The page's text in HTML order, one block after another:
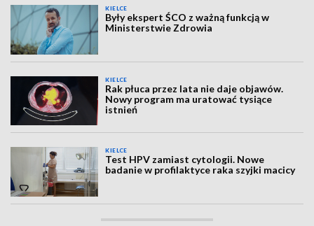
KIELCE
Były ekspert ŚCO z ważną funkcją w
Ministerstwie Zdrowia
KIELCE
Rak płuca przez lata nie daje objawów.
Nowy program ma uratować tysiące
istnień
KIELCE
Test HPV zamiast cytologii. Nowe
badanie w profilaktyce raka szyjki macicy